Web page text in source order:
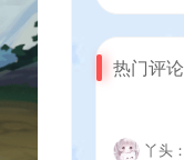
热门评论
丫头：